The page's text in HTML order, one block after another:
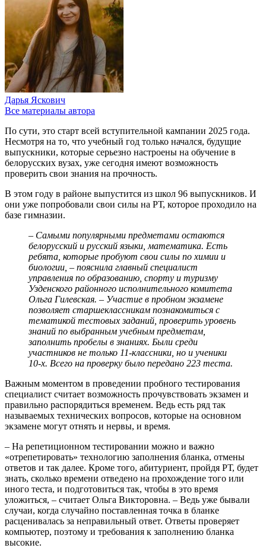
Дарья Яскович
Все материалы автора
По сути, это старт всей вступительной кампании 2025 года.
Несмотря на то, что учебный год только начался, будущие
выпускники, которые серьезно настроены на обучение в
белорусских вузах, уже сегодня имеют возможность
проверить свои знания на прочность.
В этом году в районе выпустится из школ 96 выпускников. И
они уже попробовали свои силы на РТ, которое проходило на
базе гимназии.
– Самыми популярными предметами остаются
белорусский и русский языки, математика. Есть
ребята, которые пробуют свои силы по химии и
биологии, – пояснила главный специалист
управления по образованию, спорту и туризму
Узденского районного исполнительного комитета
Ольга Гилевская. – Участие в пробном экзамене
позволяет старшеклассникам познакомиться с
тематикой тестовых заданий, проверить уровень
знаний по выбранным учебным предметам,
заполнить пробелы в знаниях. Были среди
участников не только 11-классники, но и ученики
10-х. Всего на проверку было передано 223 теста.
Важным моментом в проведении пробного тестирования
специалист считает возможность прочувствовать экзамен и
правильно распорядиться временем. Ведь есть ряд так
называемых технических вопросов, которые на основном
экзамене могут отнять и нервы, и время.
– На репетиционном тестировании можно и важно
«отрепетировать» технологию заполнения бланка, отмены
ответов и так далее. Кроме того, абитуриент, пройдя РТ, будет
знать, сколько времени отведено на прохождение того или
иного теста, и подготовиться так, чтобы в это время
уложиться, – считает Ольга Викторовна. – Ведь уже бывали
случаи, когда случайно поставленная точка в бланке
расценивалась за неправильный ответ. Ответы проверяет
компьютер, поэтому и требования к заполнению бланка
высокие.